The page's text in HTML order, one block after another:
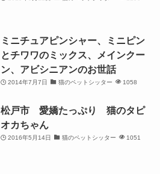
ミニチュアピンシャー、ミニピン
とチワワのミックス、メインクー
ン、アビシニアンのお世話
2014年7月7日 猫のペットシッター 1058
松戸市 愛嬌たっぷり 猫のタピ
オカちゃん
2016年5月14日 猫のペットシッター 1051